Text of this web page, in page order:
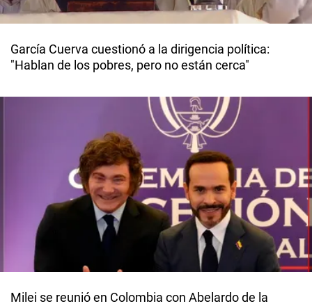
García Cuerva cuestionó a la dirigencia política:
"Hablan de los pobres, pero no están cerca"
Milei se reunió en Colombia con Abelardo de la